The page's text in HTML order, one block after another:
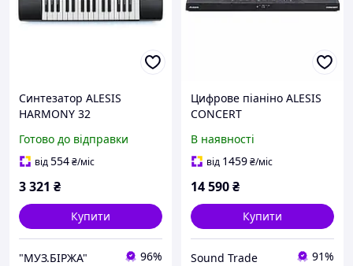
Синтезатор ALESIS
HARMONY 32
Готово до відправки
від554₴/міс
3 321 ₴
Купити
"МУЗ.БІРЖА" 96%
Цифрове піаніно ALESIS
CONCERT
В наявності
від 1459₴/міс
14 590₴
Купити
Sound Trade 91%